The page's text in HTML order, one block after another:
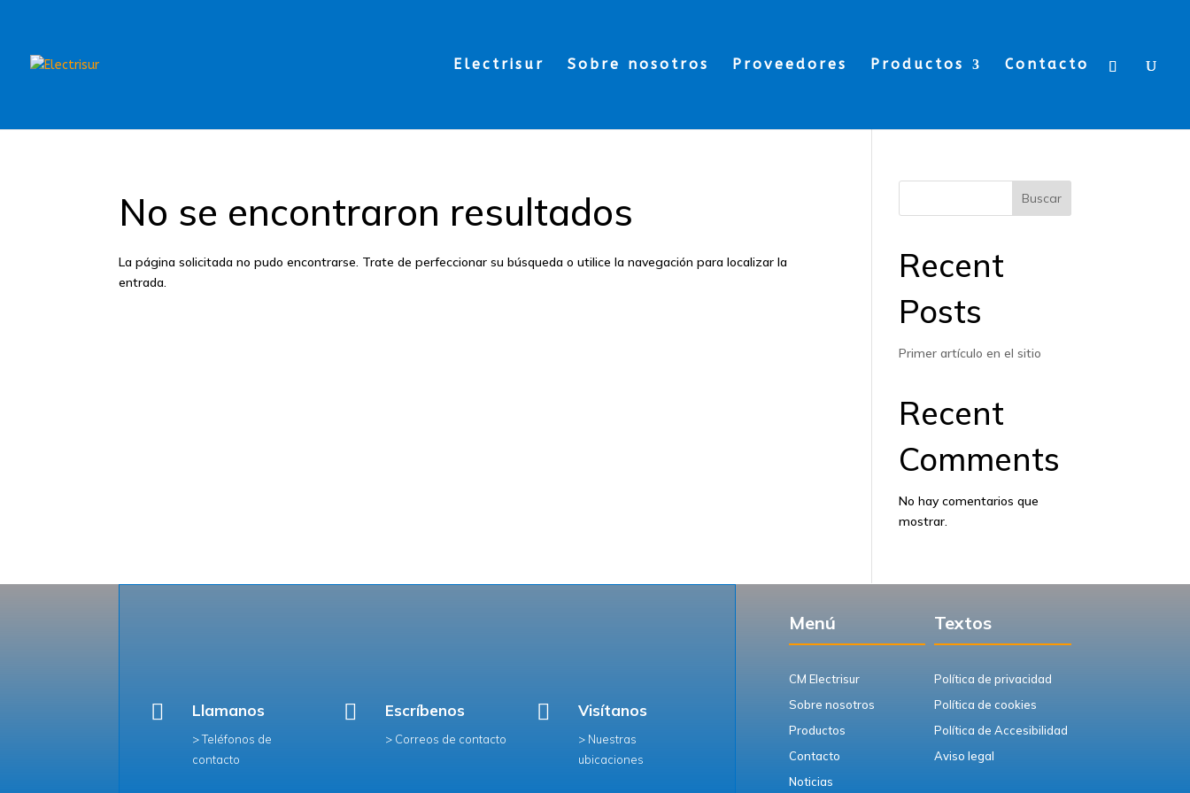
Electrisur Sobre nosotros Proveedores Productos Contacto
No se encontraron resultados
La página solicitada no pudo encontrarse. Trate de perfeccionar su búsqueda o utilice la navegación para localizar la
entrada.
Buscar
Recent
Posts
Primer artículo en el sitio
Recent
Comments
No hay comentarios que
mostrar.
 Llamanos
> Teléfonos de
contacto
 Escríbenos
> Correos de contacto
 Visítanos
> Nuestras
ubicaciones
Menú Textos
CM Electrisur
Sobre nosotros
Productos
Contacto
Noticias
Política de privacidad
Política de cookies
Política de Accesibilidad
Aviso legal